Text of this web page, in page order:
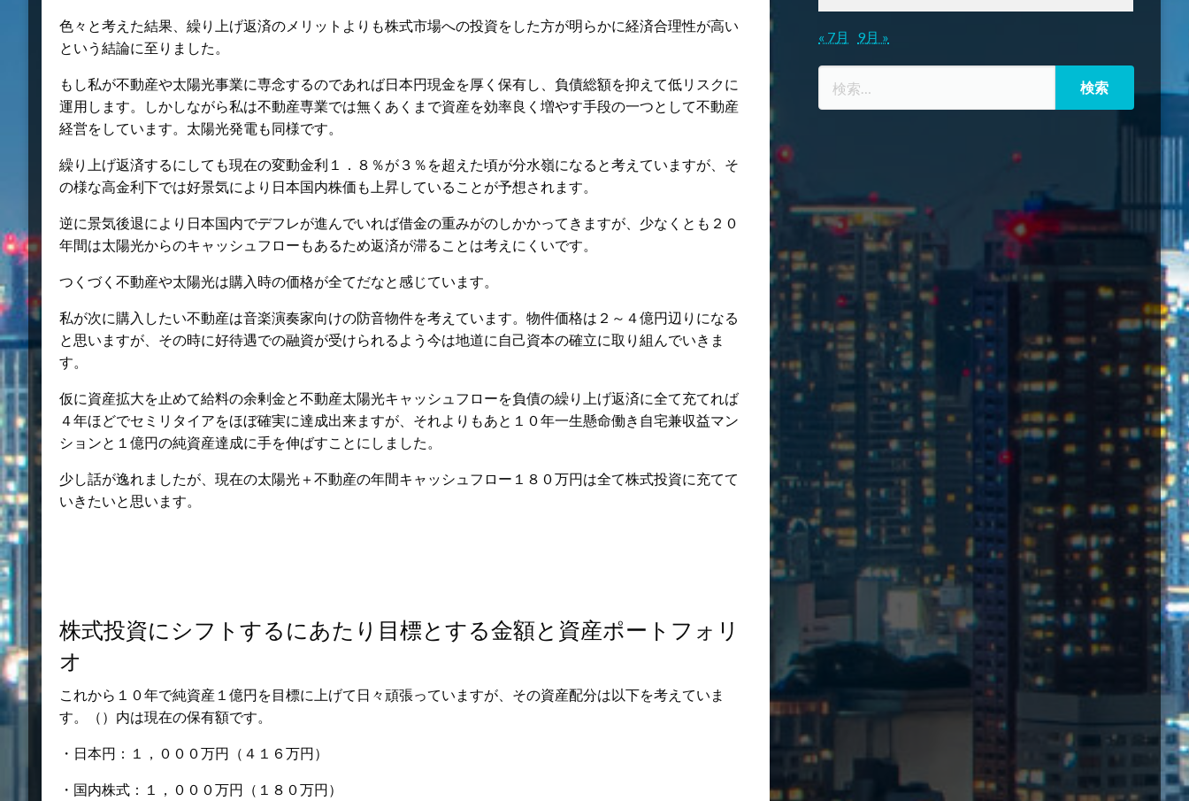
色々と考えた結果、繰り上げ返済のメリットよりも株式市場への投資をした方が明らかに経済合理性が高い
という結論に至りました。
もし私が不動産や太陽光事業に専念するのであれば日本円現金を厚く保有し、負債総額を抑えて低リスクに
運用します。しかしながら私は不動産専業では無くあくまで資産を効率良く増やす手段の一つとして不動産
経営をしています。太陽光発電も同様です。
繰り上げ返済するにしても現在の変動金利１．８％が３％を超えた頃が分水嶺になると考えていますが、そ
の様な高金利下では好景気により日本国内株価も上昇していることが予想されます。
逆に景気後退により日本国内でデフレが進んでいれば借金の重みがのしかかってきますが、少なくとも２０
年間は太陽光からのキャッシュフローもあるため返済が滞ることは考えにくいです。
つくづく不動産や太陽光は購入時の価格が全てだなと感じています。
私が次に購入したい不動産は音楽演奏家向けの防音物件を考えています。物件価格は２～４億円辺りになる
と思いますが、その時に好待遇での融資が受けられるよう今は地道に自己資本の確立に取り組んでいきま
す。
仮に資産拡大を止めて給料の余剰金と不動産太陽光キャッシュフローを負債の繰り上げ返済に全て充てれば
４年ほどでセミリタイアをほぼ確実に達成出来ますが、それよりもあと１０年一生懸命働き自宅兼収益マン
ションと１億円の純資産達成に手を伸ばすことにしました。
少し話が逸れましたが、現在の太陽光＋不動産の年間キャッシュフロー１８０万円は全て株式投資に充てて
いきたいと思います。
株式投資にシフトするにあたり目標とする金額と資産ポートフォリ
オ
これから１０年で純資産１億円を目標に上げて日々頑張っていますが、その資産配分は以下を考えていま
す。（）内は現在の保有額です。
・日本円：１，０００万円（４１６万円）
・国内株式：１，０００万円（１８０万円）
« 7月 9月 »